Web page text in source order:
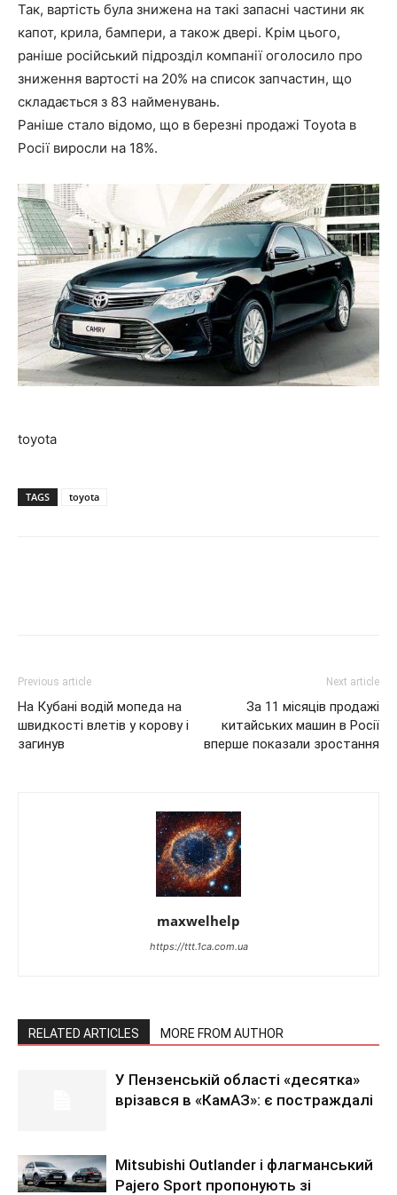
Так, вартість була знижена на такі запасні частини як
капот, крила, бампери, а також двері. Крім цього,
раніше російський підрозділ компанії оголосило про
зниження вартості на 20% на список запчастин, що
складається з 83 найменувань.
Раніше стало відомо, що в березні продажі Toyota в
Росії виросли на 18%.
toyota
TAGS toyota
Previous article
На Кубані водій мопеда на
швидкості влетів у корову і
загинув
Next article
За 11 місяців продажі
китайських машин в Росії
вперше показали зростання
maxwelhelp
https://ttt.1ca.com.ua
RELATED ARTICLES MORE FROM AUTHOR
У Пензенській області «десятка»
врізався в «КамАЗ»: є постраждалі
Mitsubishi Outlander і флагманський
Pajero Sport пропонують зі